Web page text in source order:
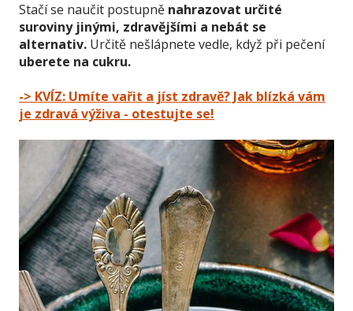
Stačí se naučit postupně nahrazovat určité
suroviny jinými, zdravějšími a nebát se
alternativ. Určitě nešlápnete vedle, když při pečení
uberete na cukru.
-> KVÍZ: Umíte vařit a jíst zdravě? Jak blízká vám
je zdravá výživa - otestujte se!